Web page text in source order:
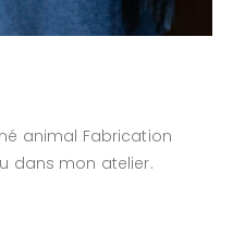
animal Fabrication
dans mon atelier.